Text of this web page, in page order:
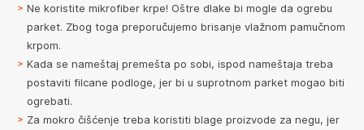
Ne koristite mikrofiber krpe! Oštre dlake bi mogle da ogrebu
parket. Zbog toga preporučujemo brisanje vlažnom pamučnom
krpom.
Kada se nameštaj premešta po sobi, ispod nameštaja treba
postaviti filcane podloge, jer bi u suprotnom parket mogao biti
ogrebati.
Za mokro čišćenje treba koristiti blage proizvode za negu, jer